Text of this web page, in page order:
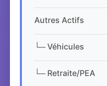
Autres Actifs
└─ Véhicules
└─ Retraite/PEA